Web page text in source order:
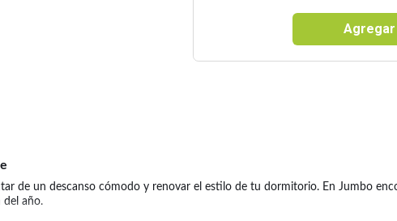
Agregar
de un descanso cómodo y renovar el estilo de tu dormitorio. En Jumbo
del año.